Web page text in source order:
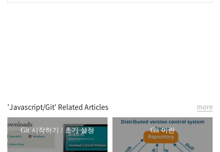
'Javascript/Git' Related Articles
Git 시작하기 / 초기 설정 Git 이란
more